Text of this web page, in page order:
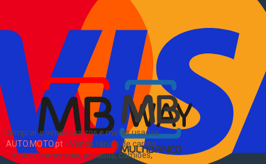
Comprar e vender carros e motas usadas
AUTO.MOTO.pt- Venda rápida de carros,
motas, comerciais, pesados, camiões,
Como comprar e vender
Pacotes de anúncios
Verificar VIN e matrícula
Sitemap
EN
Sobre Nós